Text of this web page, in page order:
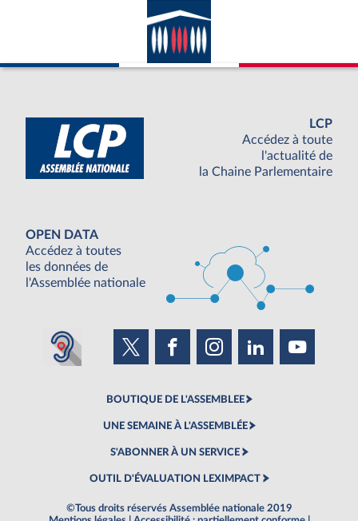
LCP
Accédez à toute
l'actualité de
la Chaine Parlementaire
OPEN DATA
Accédez à toutes
les données de
l'Assemblée nationale
BOUTIQUE DE L'ASSEMBLEE
UNE SEMAINE À L'ASSEMBLÉE
S'ABONNER À UN SERVICE
OUTIL D'ÉVALUATION LEXIMPACT
©Tous droits réservés Assemblée nationale 2019